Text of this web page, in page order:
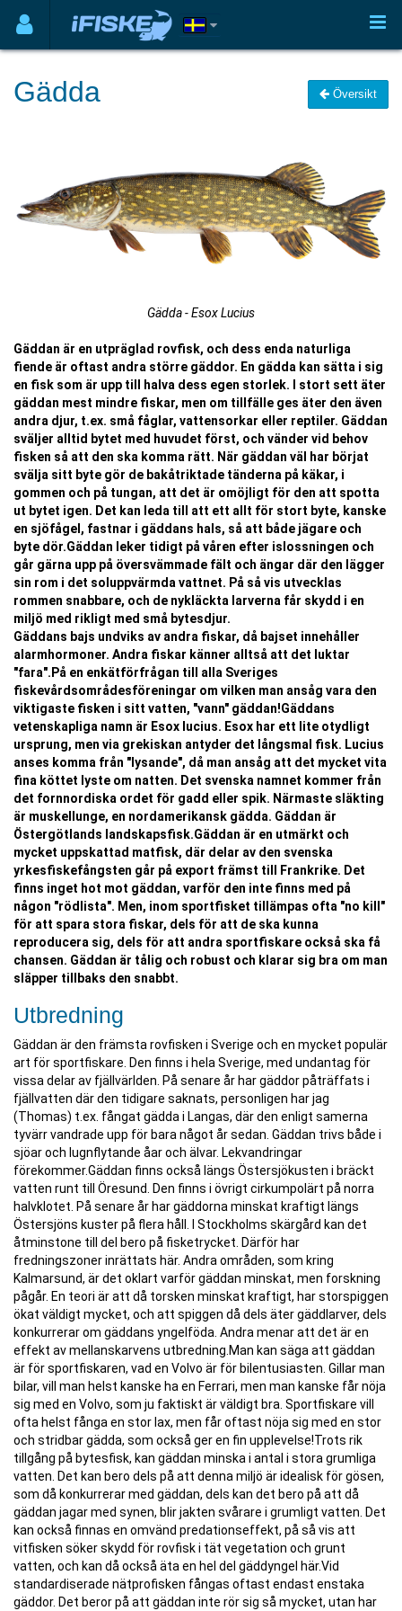
Gädda Översikt
Gädda - Esox Lucius
Gäddan är en utpräglad rovfisk, och dess enda naturliga
fiende är oftast andra större gäddor. En gädda kan sätta i sig
en fisk som är upp till halva dess egen storlek. I stort sett äter
gäddan mest mindre fiskar, men om tillfälle ges äter den även
andra djur, t.ex. små fåglar, vattensorkar eller reptiler. Gäddan
sväljer alltid bytet med huvudet först, och vänder vid behov
fisken så att den ska komma rätt. När gäddan väl har börjat
svälja sitt byte gör de bakåtriktade tänderna på käkar, i
gommen och på tungan, att det är omöjligt för den att spotta
ut bytet igen. Det kan leda till att ett allt för stort byte, kanske
en sjöfågel, fastnar i gäddans hals, så att både jägare och
byte dör.Gäddan leker tidigt på våren efter islossningen och
går gärna upp på översvämmade fält och ängar där den lägger
sin rom i det soluppvärmda vattnet. På så vis utvecklas
rommen snabbare, och de nykläckta larverna får skydd i en
miljö med rikligt med små bytesdjur.
Gäddans bajs undviks av andra fiskar, då bajset innehåller
alarmhormoner. Andra fiskar känner alltså att det luktar
"fara".På en enkätförfrågan till alla Sveriges
fiskevårdsområdesföreningar om vilken man ansåg vara den
viktigaste fisken i sitt vatten, "vann" gäddan!Gäddans
vetenskapliga namn är Esox lucius. Esox har ett lite otydligt
ursprung, men via grekiskan antyder det långsmal fisk. Lucius
anses komma från "lysande", då man ansåg att det mycket vita
fina köttet lyste om natten. Det svenska namnet kommer från
det fornnordiska ordet för gadd eller spik. Närmaste släkting
är muskellunge, en nordamerikansk gädda. Gäddan är
Östergötlands landskapsfisk.Gäddan är en utmärkt och
mycket uppskattad matfisk, där delar av den svenska
yrkesfiskefångsten går på export främst till Frankrike. Det
finns inget hot mot gäddan, varför den inte finns med på
någon "rödlista". Men, inom sportfisket tillämpas ofta "no kill"
för att spara stora fiskar, dels för att de ska kunna
reproducera sig, dels för att andra sportfiskare också ska få
chansen. Gäddan är tålig och robust och klarar sig bra om man
släpper tillbaks den snabbt.
Utbredning
Gäddan är den främsta rovfisken i Sverige och en mycket populär
art för sportfiskare. Den finns i hela Sverige, med undantag för
vissa delar av fjällvärlden. På senare år har gäddor påträffats i
fjällvatten där den tidigare saknats, personligen har jag
(Thomas) t.ex. fångat gädda i Langas, där den enligt samerna
tyvärr vandrade upp för bara något år sedan. Gäddan trivs både i
sjöar och lugnflytande åar och älvar. Lekvandringar
förekommer.Gäddan finns också längs Östersjökusten i bräckt
vatten runt till Öresund. Den finns i övrigt cirkumpolärt på norra
halvklotet. På senare år har gäddorna minskat kraftigt längs
Östersjöns kuster på flera håll. I Stockholms skärgård kan det
åtminstone till del bero på fisketrycket. Därför har
fredningszoner inrättats här. Andra områden, som kring
Kalmarsund, är det oklart varför gäddan minskat, men forskning
pågår. En teori är att då torsken minskat kraftigt, har storspiggen
ökat väldigt mycket, och att spiggen då dels äter gäddlarver, dels
konkurrerar om gäddans yngelföda. Andra menar att det är en
effekt av mellanskarvens utbredning.Man kan säga att gäddan
är för sportfiskaren, vad en Volvo är för bilentusiasten. Gillar man
bilar, vill man helst kanske ha en Ferrari, men man kanske får nöja
sig med en Volvo, som ju faktiskt är väldigt bra. Sportfiskare vill
ofta helst fånga en stor lax, men får oftast nöja sig med en stor
och stridbar gädda, som också ger en fin upplevelse!Trots rik
tillgång på bytesfisk, kan gäddan minska i antal i stora grumliga
vatten. Det kan bero dels på att denna miljö är idealisk för gösen,
som då konkurrerar med gäddan, dels kan det bero på att då
gäddan jagar med synen, blir jakten svårare i grumligt vatten. Det
kan också finnas en omvänd predationseffekt, på så vis att
vitfisken söker skydd för rovfisk i tät vegetation och grunt
vatten, och kan då också äta en hel del gäddyngel här.Vid
standardiserade nätprofisken fångas oftast endast enstaka
gäddor. Det beror på att gäddan inte rör sig så mycket, utan har